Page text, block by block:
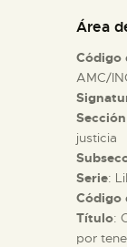
█
Área
Código
AMC/
Sección
justicia
Serie:
Código
Título:
por